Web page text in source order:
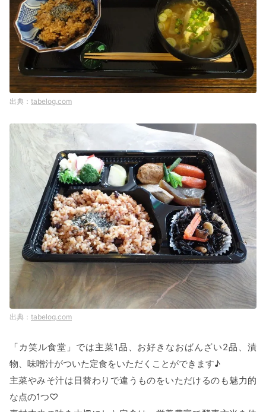
tabelog.com
tabelog.com
「カ笑ル食堂」では主菜1品、お好きなおばんざい2品、漬
物、味噌汁がついた定食をいただくことができます♪
主菜やみそ汁は日替わりで違うものをいただけるのも魅力的
な点の1つ♡